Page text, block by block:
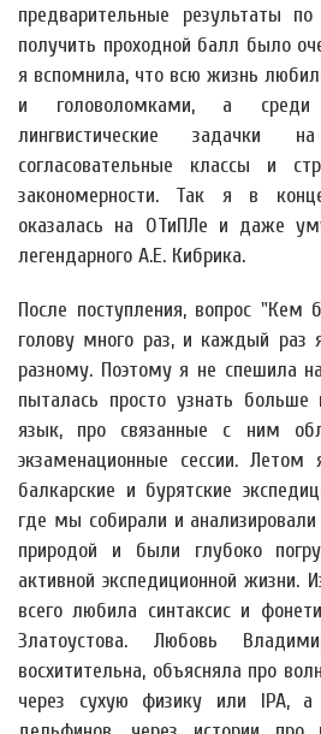
предварительные результаты
получить проходной балл было
я вспомнила, что всю жизнь
и головоломками, а
лингвистические задачки
согласовательные классы и
закономерности. Так я в
оказалась на ОТиПЛе и даже
легендарного А.Е. Кибрика.
После поступления, вопрос "Кем
голову много раз, и каждый раз
разному. Поэтому я не спешила
пыталась просто узнать
язык, про связанные с ним
экзаменационные сессии.
балкарские и бурятские
где мы собирали и
природой и были глубоко
активной экспедиционной жизни.
всего любила синтаксис и
Златоустова. Любовь
восхитительна, объясняла про
через сухую физику или IPA,